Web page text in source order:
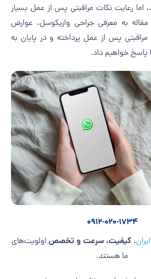
اما رعایت نکات مراقبتی پس از عمل بسیار
به معرفی جراحی واریکوسل، عوارض
پس از عمل پرداخته و در پایان به
خواهیم داد.
0912-020-1734
، کیفیت، سرعت و تخصص اولویت‌های
ما هستند.